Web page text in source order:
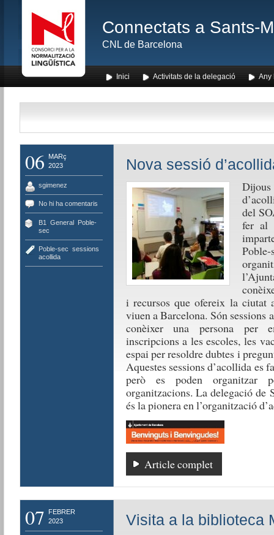
Connectats a Sants-
CNL de Barcelona
Inici Activitats de la delegació Any
06
MARç
2023
sgimenez
No hi ha comentaris
B1 General, Poble-
sec
Poble-sec sessions
acollida
Nova sessió
del
fer al
i recursos que ofereix la ciutat
viuen a Barcelona. Són
conèixer una persona per
inscripcions a les escoles, les
espai per resoldre dubtes i
Aquestes sessions d’acollida es
però es poden organitzar
organitzacions. La delegació
és la pionera en l’organització
Article complet
07
FEBRER
2023
Visita a la biblioteca